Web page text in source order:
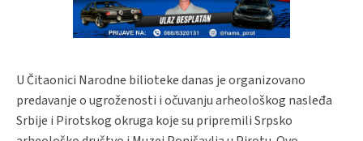
U Čitaonici Narodne bilioteke danas je organizovano
predavanje o ugroženosti i očuvanju arheološkog nasleđa
Srbije i Pirotskog okruga koje su pripremili Srpsko